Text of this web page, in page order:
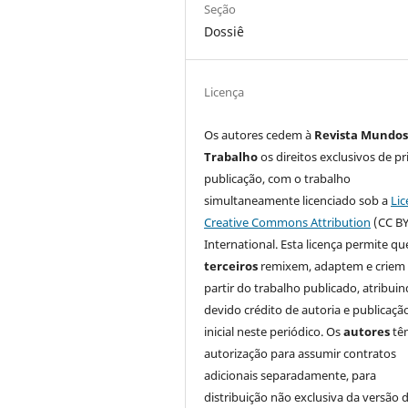
Seção
Dossiê
Licença
Os autores cedem à Revista
Trabalhoos direitos exclusivos de
publicação, com o trabalho
simultaneamente licenciado sob a
Creative Commons Attribution (CC
International. Esta licença permite
terceiros remixem, adaptem e criem
partir do trabalho publicado,
devido crédito de autoria e
inicial neste periódico. Osautores
autorização para assumir contratos
adicionais separadamente, para
distribuição não exclusiva da versão